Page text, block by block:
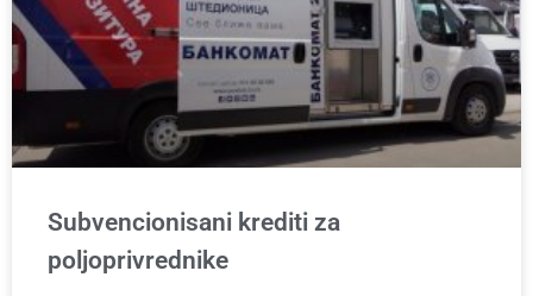
Subvencionisani krediti za
poljoprivrednike